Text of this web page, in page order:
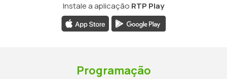
Instale a aplicação RTP Play
Programação